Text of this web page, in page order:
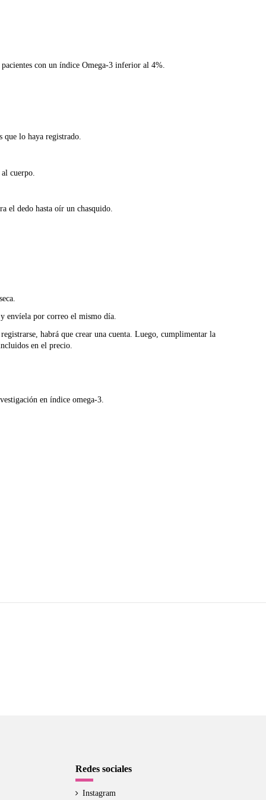
con un índice Omega-3 inferior al 4%.
que lo haya registrado.
cuerpo.
el dedo hasta oír un chasquido.
envíela por correo el mismo día.
habrá que crear una cuenta. Luego, cumplimentar la
en el precio.
en índice omega-3.
Redes sociales
Instagram